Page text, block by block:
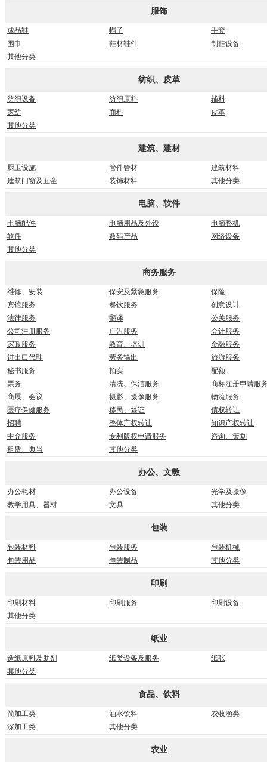
服饰
成品鞋 帽子
手套
围巾
鞋材鞋件
制鞋设备
其他分类
纺织、皮革
纺织设备 纺织原料
辅料
家纺
面料
皮革
其他分类
建筑、建材
厨卫设施 管件管材
建筑材料
建筑门窗及五金
装饰材料 其他分类
电脑、软件
电脑配件 电脑用品及外设
电脑整机
软件
数码产品
网络设备
其他分类
商务服务
维修、安装 保安及紧急服务
保险
宾馆服务
餐饮服务
创意设计
法律服务
翻译
公关服务
公司注册服务
广告服务
会计服务
家政服务
教育、培训
金融服务
进出口代理
劳务输出
旅游服务
秘书服务
拍卖
配额
票务
清洗、保洁服务
商标注册申请服
商展、会议
摄影、摄像服务
物流服务
医疗保健服务
移民、签证
债权转让
招聘
整体产权转让
知识产权转让
中介服务
专利版权申请服务
咨询、策划
租赁、典当
其他分类
办公、文教
办公耗材 办公设备
光学及摄像
教学用具、器材
文具 其他分类
包装
包装材料 包装服务
包装机械
包装用品
包装制品 其他分类
印刷
印刷材料 印刷服务
印刷设备
其他分类
纸业
造纸原料及助剂 纸类设备及服务
纸张
其他分类
食品、饮料
简加工类 酒水饮料
农牧渔类
深加工类
其他分类
农业